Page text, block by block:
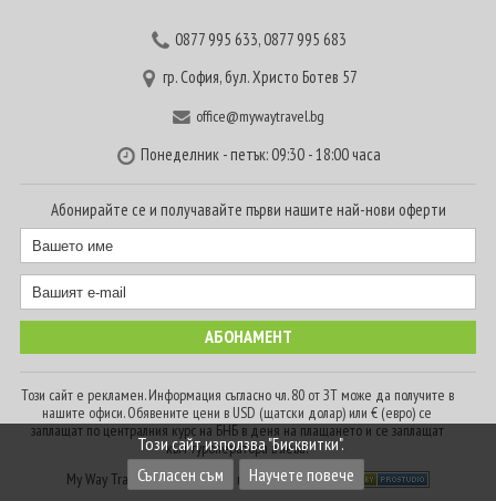
0877 995 633,0877 995 683
гр. София, бул. Христо Ботев 57
office@mywaytravel.bg
Понеделник - петък: 09:30 - 18:00 часа
Абонирайте се и получавайте първи нашите най-нови оферти
Този сайт е рекламен. Информация съгласно чл. 80 от ЗТ може да получите в
нашите офиси. Обявените цени в USD (щатски долар) или € (евро) се
заплащат по централния курс на БНБ в деня на плащането и се заплащат
към туроператора в лева.
My Way Travel © 2016. Всички права запазени
Този сайт използва "Бисквитки".
Съгласен съм
Научете повече